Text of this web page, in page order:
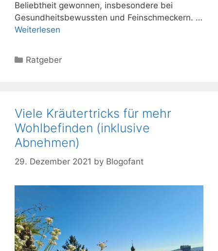
Beliebtheit gewonnen, insbesondere bei
Gesundheitsbewussten und Feinschmeckern. …
Weiterlesen
Kategorien
Ratgeber
Viele Kräutertricks für mehr
Wohlbefinden (inklusive
Abnehmen)
29. Dezember 2021 by Blogofant